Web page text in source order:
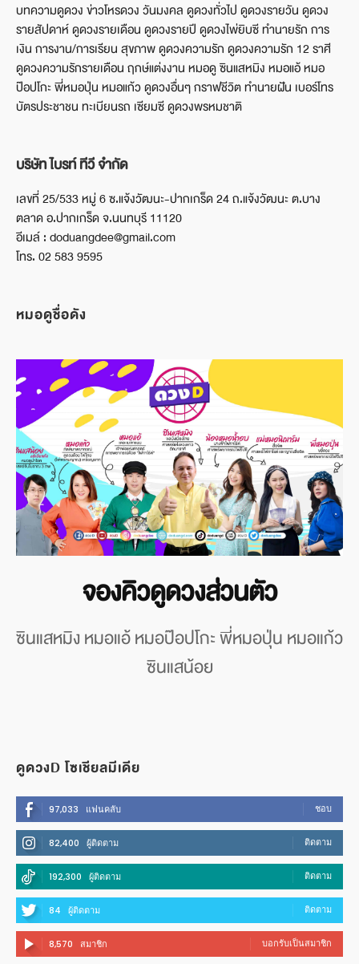
บทความดูดวง ข่าวโหรดวง วันมงคล ดูดวงทั่วไป ดูดวงรายวัน ดูดวง
รายสัปดาห์ ดูดวงรายเดือน ดูดวงรายปี ดูดวงไพ่ยิบซี ทำนายรัก การ
เงิน การงาน/การเรียน สุขภาพ ดูดวงความรัก ดูดวงความรัก 12 ราศี
ดูดวงความรักรายเดือน ฤกษ์แต่งงาน หมอดู ซินแสหมิง หมอแอ้ หมอ
ป๊อปโกะ พี่หมอปุ่น หมอแก้ว ดูดวงอื่นๆ กราฟชีวิต ทำนายฝัน เบอร์โทร
บัตรประชาชน ทะเบียนรถ เซียมซี ดูดวงพรหมชาติ
บริษัท ไบรท์ ทีวี จำกัด
เลขที่ 25/533 หมู่ 6 ซ.แจ้งวัฒนะ-ปากเกร็ด 24 ถ.แจ้งวัฒนะ ต.บาง
ตลาด อ.ปากเกร็ด จ.นนทบุรี 11120
อีเมล์ : doduangdee@gmail.com
โทร. 02 583 9595
หมอดูชื่อดัง
จองคิวดูดวงส่วนตัว
ซินแสหมิง หมอแอ้ หมอป๊อปโกะ พี่หมอปุ่น หมอแก้ว
ซินแสน้อย
ดูดวงD โซเชียลมีเดีย
97,033 แฟนคลับ ชอบ
82,400 ผู้ติดตาม ติดตาม
192,300 ผู้ติดตาม ติดตาม
84 ผู้ติดตาม ติดตาม
8,570 สมาชิก บอกรับเป็นสมาชิก